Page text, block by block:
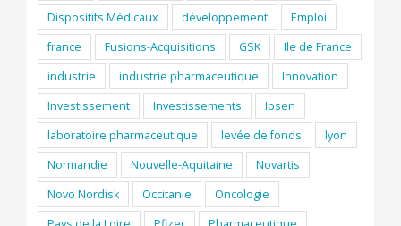
Dispositifs Médicaux
développement
Emploi
france
Fusions-Acquisitions GSK
Ile de France
industrie
industrie pharmaceutique
Innovation
Investissement
Investissements
Ipsen
laboratoire pharmaceutique
levée de fonds
lyon
Normandie
Nouvelle-Aquitaine
Novartis
Novo Nordisk
Occitanie
Oncologie